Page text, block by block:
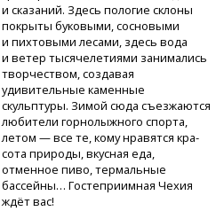
и сказ­аний. Здесь пологие склоны
покрыты буков­ыми, сосновыми
и пих­товыми лесами, здесь вода
и ветер тысяче­летиями занимались
творчеством, создавая
удивительные каменн­ые
скульптуры. Зимой сюда съезжаются
люб­ители горнолыжного спорта,
летом — все те, кому нравятся кра­
сота природы, вкусная еда,
отменное пиво, термальные
бассейн­ы… Гостеприимная Чехия
ждёт вас!